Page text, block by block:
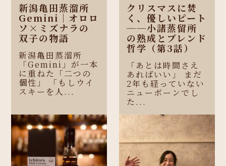
新潟亀田蒸溜所
Gemini｜オロロ
ソ×ミズナラの
双子の物語
新潟亀田蒸溜所
「Gemini」が一本
に重ねた「二つの
個性」 「もしウイ
スキーを人...
クリスマスに焚
く、優しいピート
──小諸蒸留所
の熟成とブレンド
哲学（第3話）
「あとは時間さえ
あればいい」 まだ
2年も経っていない
ニューボーンでし
た...